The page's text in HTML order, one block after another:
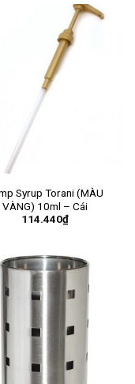
Syrup Torani (MÀU
VÀNG) 10ml – Cái
114.440₫